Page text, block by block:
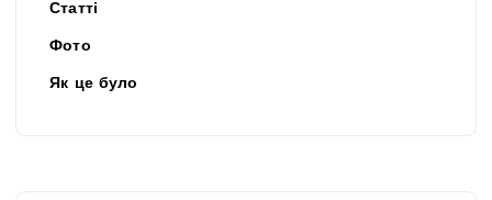
Статті
Фото
Як це було